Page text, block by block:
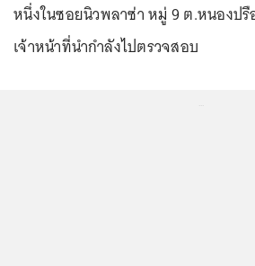
หนึ่งในซอยนิวพลาซ่า หมู่ 9 ต.หนองปรื
เจ้าหน้าที่นำกำลังไปตรวจสอบ